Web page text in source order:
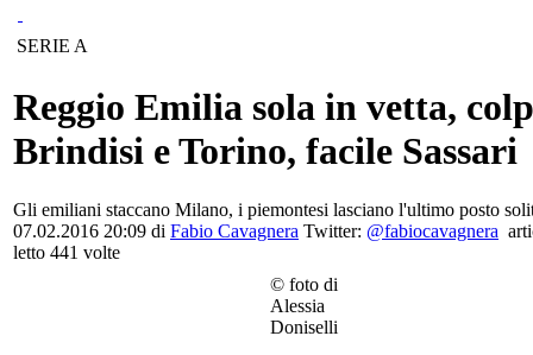
SERIE A
Reggio Emilia sola in vetta,
Brindisi e Torino, facile Sassari
Gli emiliani staccano Milano, i piemontesi lasciano l'ultimo posto
07.02.2016 20:09 di Fabio Cavagnera Twitter: @fabiocavagnera
letto 441 volte
© foto di
Alessia
Doniselli